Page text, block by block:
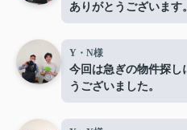
ありがとうございます。
Y・N様
今回は急ぎの物件探し
うございました。